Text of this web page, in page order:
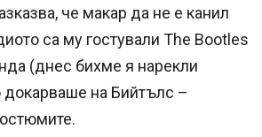
че макар да не е канил
са му гостували The Bootles
(днес бихме я нарекли
докарваше на Бийтълс –